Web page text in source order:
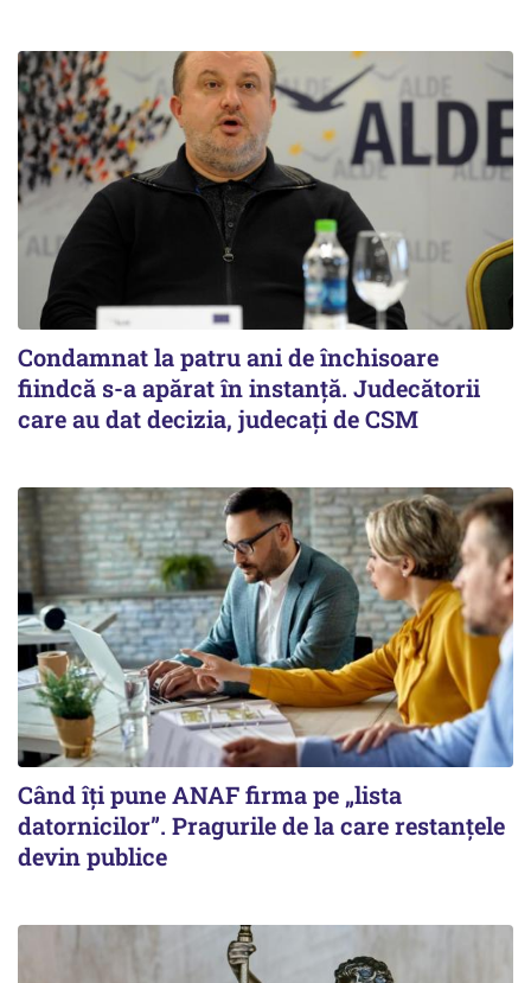
Condamnat la patru ani de închisoare
fiindcă s-a apărat în instanță. Judecătorii
care au dat decizia, judecați de CSM
Când îți pune ANAF firma pe „lista
datornicilor”. Pragurile de la care restanțele
devin publice